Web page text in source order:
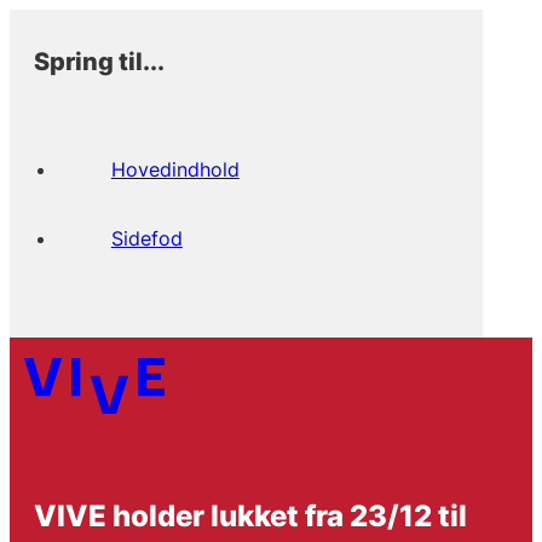
Spring til...
Hovedindhold
Sidefod
VIVE holder lukket fra 23/12 til